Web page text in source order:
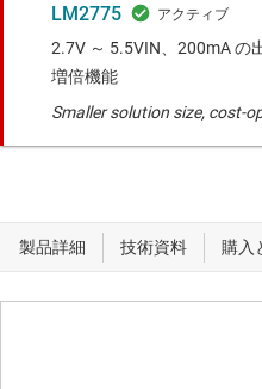
LM2775
2.7V ～ 5.5VIN、200mA の
増倍機能
Smaller solution size, cost-